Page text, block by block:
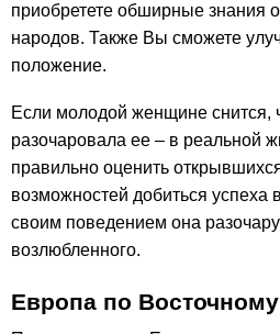
приобретете обширные знания
народов. Также Вы сможете
положение.
Если молодой женщине снится,
разочаровала ее – в реальной
правильно оценить
возможностей добиться успеха
своим поведением она
возлюбленного.
Европа по